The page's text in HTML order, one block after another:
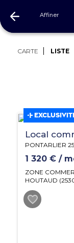
Affiner
CARTE LISTE
Local
PONTARLIER
1 320 € /
ZONE
HOUTAUD